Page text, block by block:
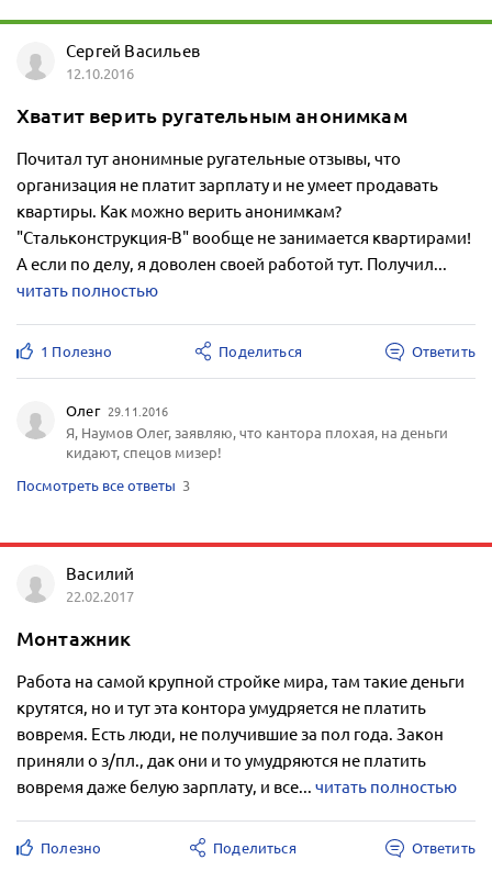
Сергей Васильев
12.10.2016
Хватит верить ругательным анонимкам
Почитал тут анонимные ругательные отзывы, что
организация не платит зарплату и не умеет продавать
квартиры. Как можно верить анонимкам?
"Стальконструкция-В" вообще не занимается квартирами!
А если по делу, я доволен своей работой тут. Получил...
читать полностью
1 Полезно Поделиться Ответить
Олег 29.11.2016
Я, Наумов Олег, заявляю, что кантора плохая, на деньги
кидают, спецов мизер!
Посмотреть все ответы 3
Василий
22.02.2017
Монтажник
Работа на самой крупной стройке мира, там такие деньги
крутятся, но и тут эта контора умудряется не платить
вовремя. Есть люди, не получившие за пол года. Закон
приняли о з/пл., дак они и то умудряются не платить
вовремя даже белую зарплату, и все... читать полностью
Полезно Поделиться Ответить